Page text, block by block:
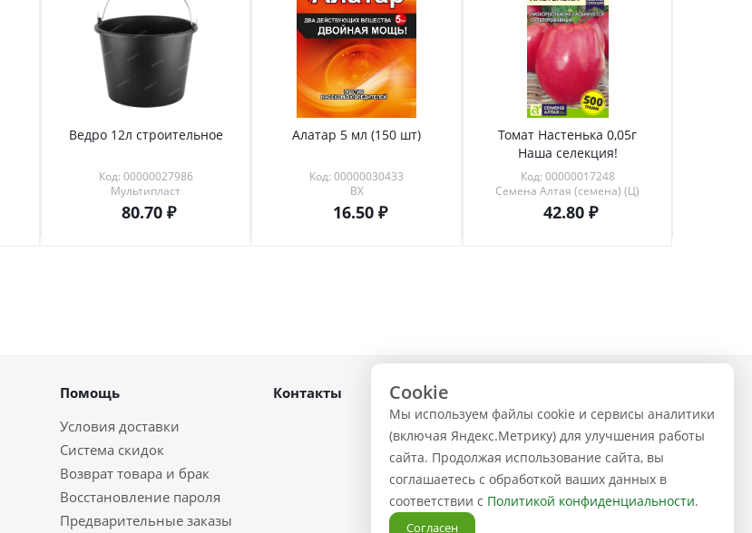
Ведро 12л строительное
Код: 00000027986
Мультипласт
80.70
Алатар 5 мл (150 шт)
Код: 00000030433
ВХ
16.50
Томат Настенька 0,05г
Наша селекция!
Код: 00000017248
Семена Алтая (семена) (Ц)
42.80
Помощь
Условия доставки
Система скидок
Возврат товара и брак
Восстановление пароля
Предварительные заказы
Контакты
ЗАКАЗАТЬ ЗВОНОК
Cookie
Мы используем файлы cookie и сервисы аналитики
(включая Яндекс.Метрику) для улучшения работы
сайта. Продолжая использование сайта, вы
соглашаетесь с обработкой ваших данных в
соответствии с Политикой конфиденциальности.
Согласен